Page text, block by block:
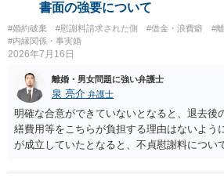
書面の強要について
#婚約破棄 #慰謝料請求された側 #借金・浪費癖 #
#内縁関係・事実婚
2026年7月16日
離婚・男女問題に強い弁護士
泉 亮介 弁護士
明確な合意ができていないとなると、退去後
繕費用等をこちらが負担する理由はないよう
が成立していたとなると、不貞慰謝料につい
れば早めに弁護士に相談し、弁護士から回答